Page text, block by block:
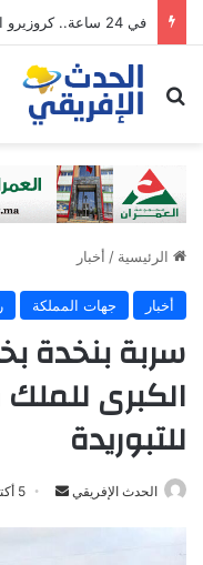
ابحث عن
الرئيسية / أخبار
أخبار جهات المملكة
سربة بنخدة
الكبرى
للتبوريدة
الحدث الإفريقي
Send5 أكتوبر، 2025